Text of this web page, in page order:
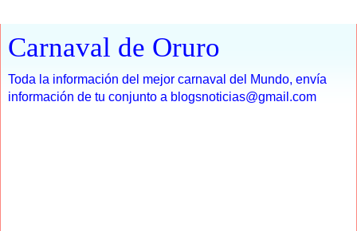
Carnaval de Oruro
Toda la información del mejor carnaval del Mundo, envía
información de tu conjunto a blogsnoticias@gmail.com